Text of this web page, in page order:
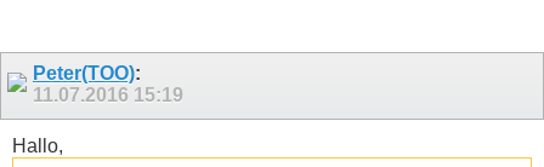
Peter(TOO):
11.07.2016 15:19
Hallo,